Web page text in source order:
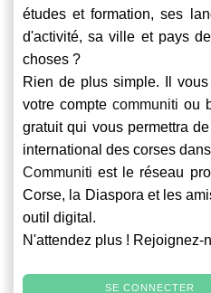
études et formation, ses
d'activité, sa ville et pays
choses ?
Rien de plus simple. Il
votre compte communiti ou
gratuit qui vous permettra
international des corses
Communiti est le réseau
Corse, la Diaspora et les
outil digital.
N'attendez plus ! Rejoignez-
SE CONNECTER